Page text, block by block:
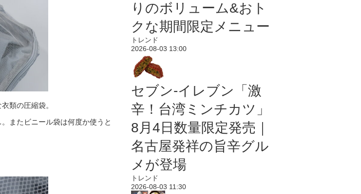
類の圧縮袋。
またビニール袋は何度か使うと
りのボリューム&おト
クな期間限定メニュー
トレンド
2026-08-03 13:00
セブン-イレブン「激
辛！台湾ミンチカツ」
8月4日数量限定発売｜
名古屋発祥の旨辛グル
メが登場
トレンド
2026-08-03 11:30